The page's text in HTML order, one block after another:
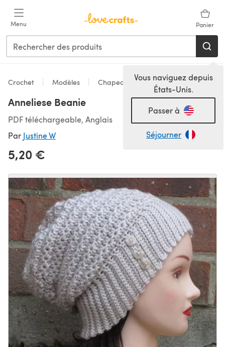
Menu Panier
Vous naviguez depuis
États-Unis.
Passer à
Séjourner
Crochet Modèles Chapeaux
Anneliese Beanie
PDF téléchargeable, Anglais
Par Justine W
5,20 €